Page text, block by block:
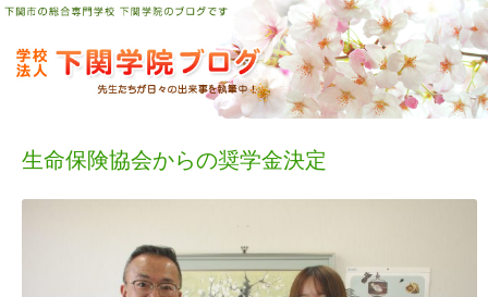
コ
ン
生命保険協会からの奨学金決定